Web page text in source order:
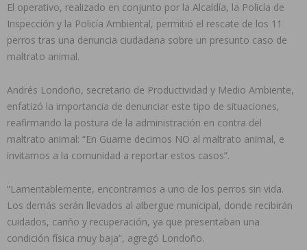
El operativo, realizado en conjunto por la Alcaldía, la Policía de
Inspección y la Policía Ambiental, permitió el rescate de los 11
perros tras una denuncia ciudadana sobre un presunto caso de
maltrato animal.
Andrés Londoño, secretario de Productividad y Medio Ambiente,
enfatizó la importancia de denunciar este tipo de situaciones,
reafirmando la postura de la administración en contra del
maltrato animal: “En Guarne decimos NO al maltrato animal, e
invitamos a la comunidad a reportar estos casos”.
“Lamentablemente, encontramos a uno de los perros sin vida.
Los demás serán llevados al albergue municipal, donde recibirán
cuidados, cariño y recuperación, ya que presentaban una
condición física muy baja”, agregó Londoño.